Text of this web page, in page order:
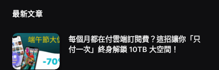
最新文章
每個月都在付雲端訂閱費？這招讓你「只
付一次」終身解鎖 10TB 大空間！